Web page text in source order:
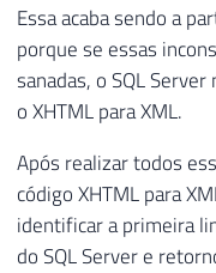
Essa acaba sendo a
porque se essas
sanadas, o SQL
o XHTML para XML.
Após realizar todos
código XHTML para
identificar a primeira
do SQL Server e